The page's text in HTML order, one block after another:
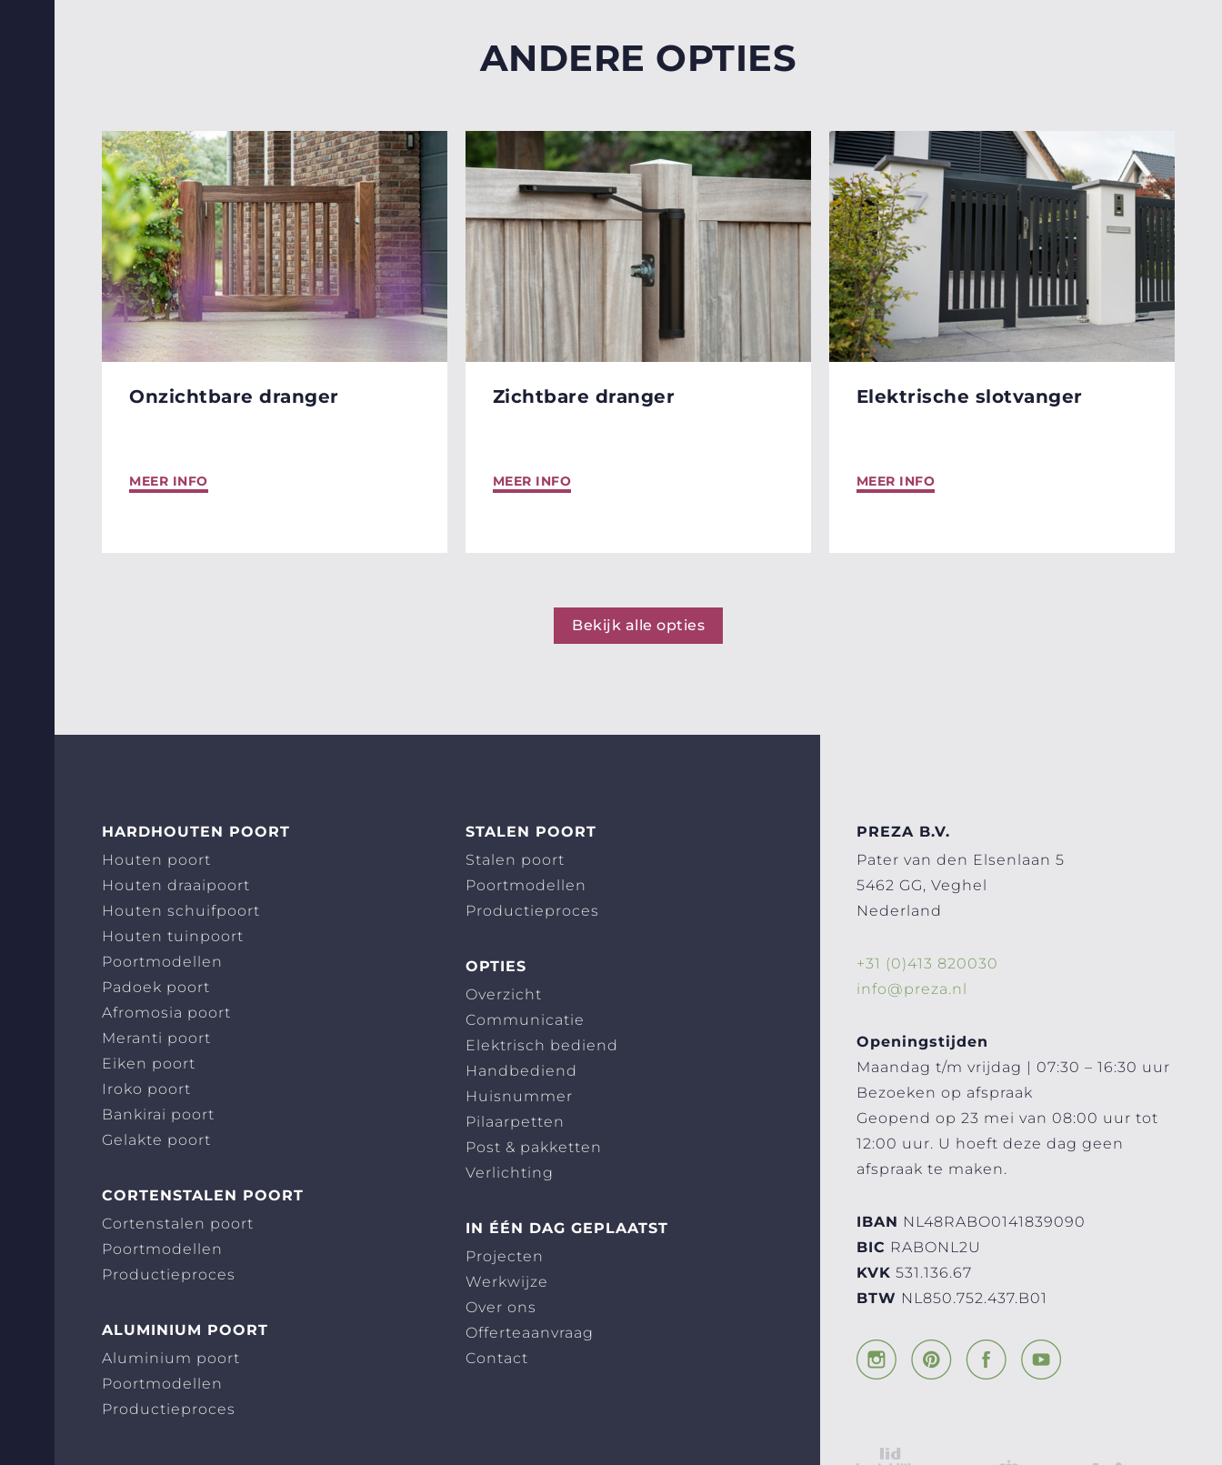
ANDERE OPTIES
Onzichtbare dranger
MEER INFO
Zichtbare dranger
MEER INFO
Elektrische slotvanger
MEER INFO
Bekijk alle opties
HARDHOUTEN POORT
Houten poort
Houten draaipoort
Houten schuifpoort
Houten tuinpoort
Poortmodellen
Padoek poort
Afromosia poort
Meranti poort
Eiken poort
Iroko poort
Bankirai poort
Gelakte poort
CORTENSTALEN POORT
Cortenstalen poort
Poortmodellen
Productieproces
ALUMINIUM POORT
Aluminium poort
Poortmodellen
Productieproces
STALEN POORT
Stalen poort
Poortmodellen
Productieproces
OPTIES
Overzicht
Communicatie
Elektrisch bediend
Handbediend
Huisnummer
Pilaarpetten
Post & pakketten
Verlichting
IN ÉÉN DAG GEPLAATST
Projecten
Werkwijze
Over ons
Offerteaanvraag
Contact
PREZA B.V.
Pater van den Elsenlaan 5
5462 GG, Veghel
Nederland
+31 (0)413 820030
info@preza.nl
Openingstijden
Maandag t/m vrijdag | 07:30 – 16:30 uur
Bezoeken op afspraak
Geopend op 23 mei van 08:00 uur tot
12:00 uur. U hoeft deze dag geen
afspraak te maken.
IBAN NL48RABO0141839090
BIC RABONL2U
KVK 531.136.67
BTW NL850.752.437.B01